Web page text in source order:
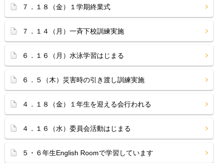
７．１８（金）１学期終業式
７．１４（月）一斉下校訓練実施
６．１６（月）水泳学習はじまる
６．５（木）災害時の引き渡し訓練実施
４．１８（金）１年生を迎える会行われる
４．１６（水）委員会活動はじまる
５・６年生English Roomで学習しています